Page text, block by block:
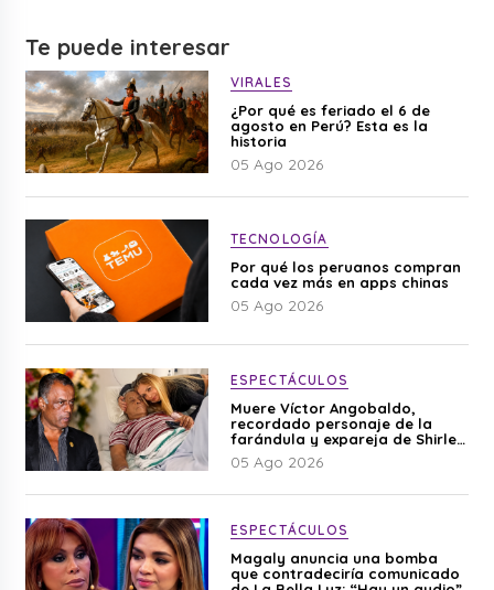
Te puede interesar
VIRALES
¿Por qué es feriado el 6 de
agosto en Perú? Esta es la
historia
05 Ago 2026
TECNOLOGÍA
Por qué los peruanos compran
cada vez más en apps chinas
05 Ago 2026
ESPECTÁCULOS
Muere Víctor Angobaldo,
recordado personaje de la
farándula y expareja de Shirley
Cherres
05 Ago 2026
ESPECTÁCULOS
Magaly anuncia una bomba
que contradeciría comunicado